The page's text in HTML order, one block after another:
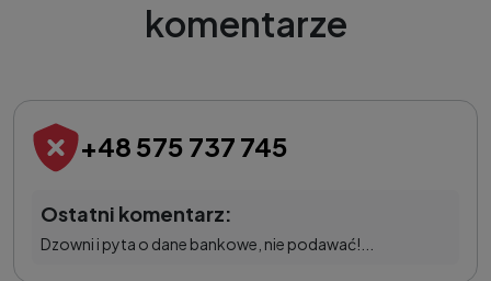
komentarze
+48 575 737 745
Ostatni komentarz:
Dzowni i pyta o dane bankowe, nie podawać!...